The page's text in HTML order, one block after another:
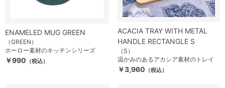
ENAMELED MUG GREEN
（GREEN）
ホーロー素材のキッチンシリーズ
￥990 （税込）
ACACIA TRAY WITH METAL
HANDLE RECTANGLE S
（S）
温かみのあるアカシア素材のトレイ
￥3,960 （税込）